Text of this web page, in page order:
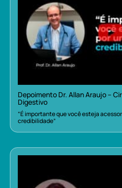
Depoimento Dr. Allan Araujo –
Digestivo
“É importante que você esteja
credibilidade”